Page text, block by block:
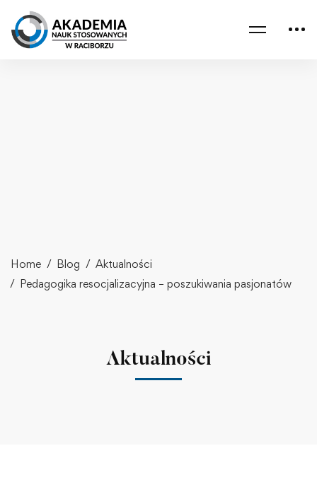
Home Blog
Aktualności
Pedagogika resocjalizacyjna – poszukiwania pasjonatów
Aktualności